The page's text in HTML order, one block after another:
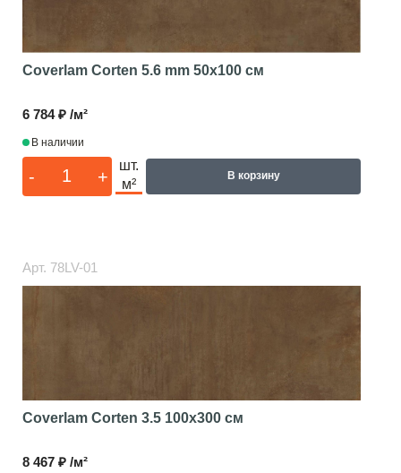
Coverlam Corten 5.6 mm 50x100 см
6 784 ₽ /м²
В наличии
- +
шт.
м²
В корзину
Арт. 78LV-01
Coverlam Corten 3.5 100x300 см
8 467 ₽ /м²